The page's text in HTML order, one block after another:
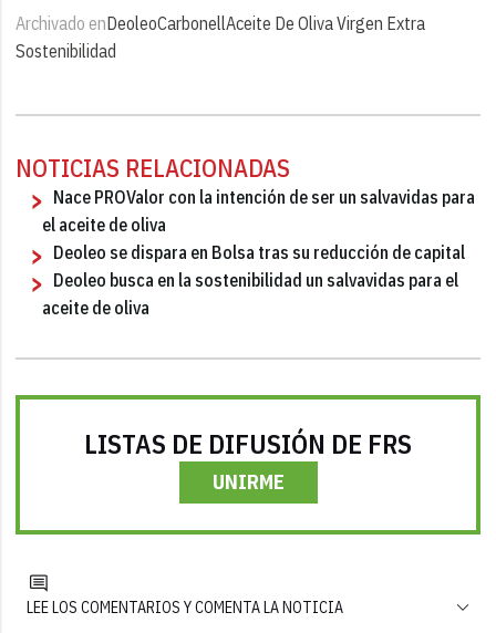
Archivado enDeoleoCarbonellAceite De Oliva Virgen Extra
Sostenibilidad
NOTICIAS RELACIONADAS
Nace PROValor con la intención de ser un salvavidas para
el aceite de oliva
Deoleo se dispara en Bolsa tras su reducción de capital
Deoleo busca en la sostenibilidad un salvavidas para el
aceite de oliva
LISTAS DE DIFUSIÓN DE FRS
UNIRME
LEE LOS COMENTARIOS Y COMENTA LA NOTICIA